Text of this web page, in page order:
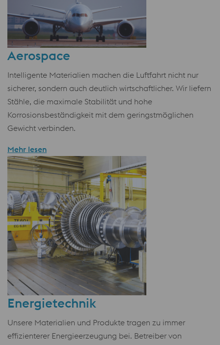
Aerospace
Intelligente Materialien machen die Luftfahrt nicht nur
sicherer, sondern auch deutlich wirtschaftlicher. Wir liefern
Stähle, die maximale Stabilität und hohe
Korrosionsbeständigkeit mit dem geringstmöglichen
Gewicht verbinden.
Mehr lesen
Energietechnik
Unsere Materialien und Produkte tragen zu immer
effizienterer Energieerzeugung bei. Betreiber von